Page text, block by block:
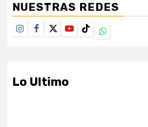
NUESTRAS REDES
Instagram
Facebook
TwitterYoutubeTikTokWhatsapp
Lo Ultimo